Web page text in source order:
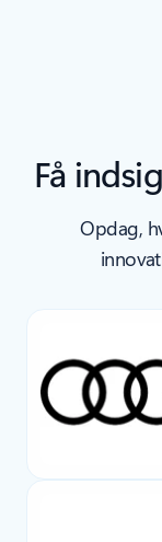
Få
Opdag,